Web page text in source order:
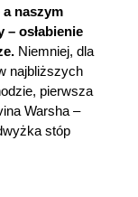
a naszym
– osłabienie
Niemniej, dla
najbliższych
pierwsza
Warsha –
stóp